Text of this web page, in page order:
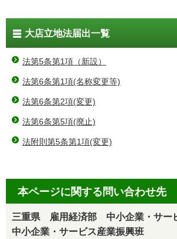
大店立地法届出一覧
法第5条第1項（新設）
法第6条第1項(名称変更等)
法第6条第2項(変更)
法第6条第5項(廃止)
法附則第5条第1項(変更)
本ページに関する問い合わせ先
三重県 雇用経済部 中小企業・サー
中小企業・サービス産業振興班